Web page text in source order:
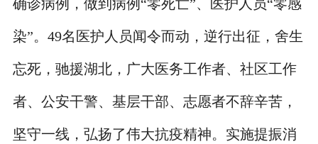
确诊病例，做到病例“零死亡”、医护人员“零感
染”。49名医护人员闻令而动，逆行出征，舍生
忘死，驰援湖北，广大医务工作者、社区工作
者、公安干警、基层干部、志愿者不辞辛苦，
坚守一线，弘扬了伟大抗疫精神。实施提振消